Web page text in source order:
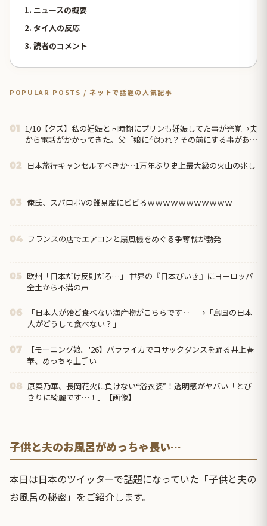
1. ニュースの概要
2. タイ人の反応
3. 読者のコメント
POPULAR POSTS / ネットで話題の人気記事
01 1/10【クズ】私の妊娠と同時期にプリンも妊娠してた事が発覚→夫
から電話がかかってきた。父「娘に代われ？その前にする事がある
02
日本旅行キャンセルすべきか…1万年ぶり史上最大級の火山の兆し
＝
03 俺氏、スパロボVの難易度にビビるｗｗｗｗｗｗｗｗｗｗｗ
04 フランスの店でエアコンと扇風機をめぐる争奪戦が勃発
05 欧州「日本だけ反則だろ…」 世界の『日本びいき』にヨーロッパ
全土から不満の声
06
「日本人が殆ど食べない海産物がこちらです‥」→「島国の日本
人がどうして食べない？」
07
【モーニング娘。'26】バラライカでコサックダンスを踊る井上春
華、めっちゃ上手い
08 原菜乃華、長岡花火に負けない“浴衣姿”！透明感がヤバい「とび
きりに綺麗です…！」【画像】
子供と夫のお風呂がめっちゃ長い…
本日は日本のツイッターで話題になっていた「子供と夫の
お風呂の秘密」をご紹介します。